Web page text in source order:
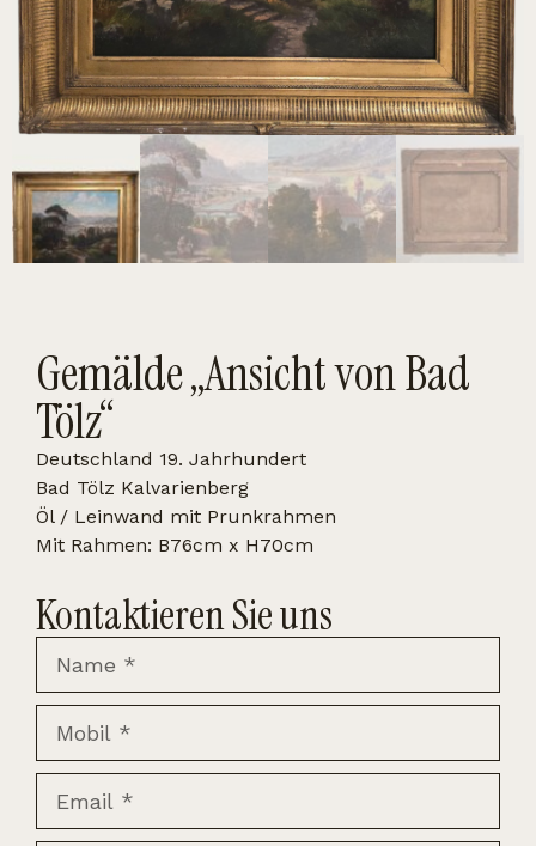
Gemälde „Ansicht von Bad
Tölz“
Deutschland 19. Jahrhundert
Bad Tölz Kalvarienberg
Öl / Leinwand mit Prunkrahmen
Mit Rahmen: B76cm x H70cm
Kontaktieren Sie uns